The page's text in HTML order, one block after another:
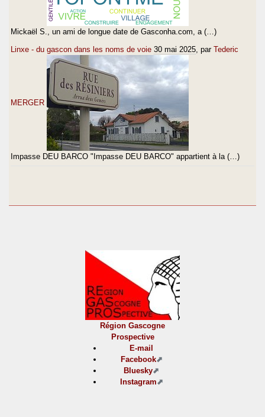
Mickaël S., un ami de longue date de Gasconha.com, a (…)
Linxe - du gascon dans les noms de voie 30 mai 2025 , par Tederic
MERGER
Impasse DEU BARCO "Impasse DEU BARCO" appartient à la (…)
Région Gascogne
Prospective
E-mail
Facebook
Bluesky
Instagram